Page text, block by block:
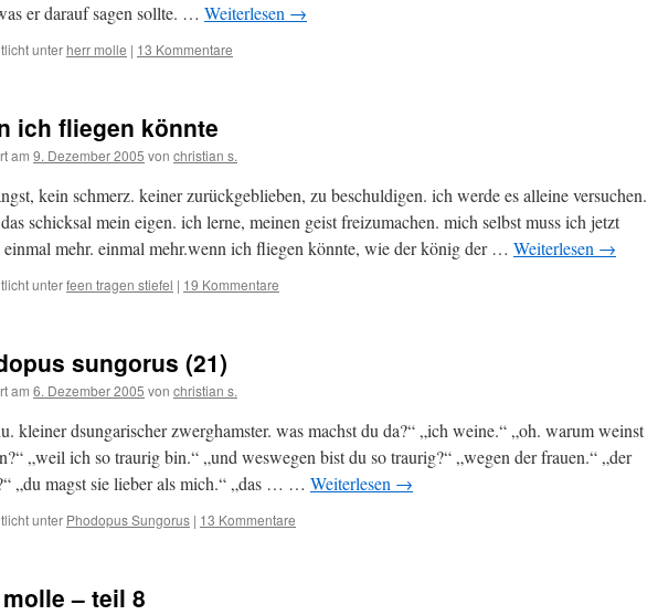
er darauf sagen sollte. … Weiterlesen →
unter herr molle | 13 Kommentare
ich fliegen könnte
am 9. Dezember 2005 von christian s.
kein schmerz. keiner zurückgeblieben, zu beschuldigen. ich werde es alleine versuchen.
schicksal mein eigen. ich lerne, meinen geist freizumachen. mich selbst muss ich jetzt
mehr. einmal mehr.wenn ich fliegen könnte, wie der könig der … Weiterlesen →
unterfeen tragen stiefel | 19 Kommentare
sungorus (21)
am 6. Dezember 2005 von christian s.
kleiner dsungarischer zwerghamster. was machst du da?“ „ich weine.“ „oh. warum weinst
„weil ich so traurig bin.“ „und weswegen bist du so traurig?“ „wegen der frauen.“ „der
„du magst sie lieber als mich.“ „das … … Weiterlesen →
unter Phodopus Sungorus | 13 Kommentare
– teil 8